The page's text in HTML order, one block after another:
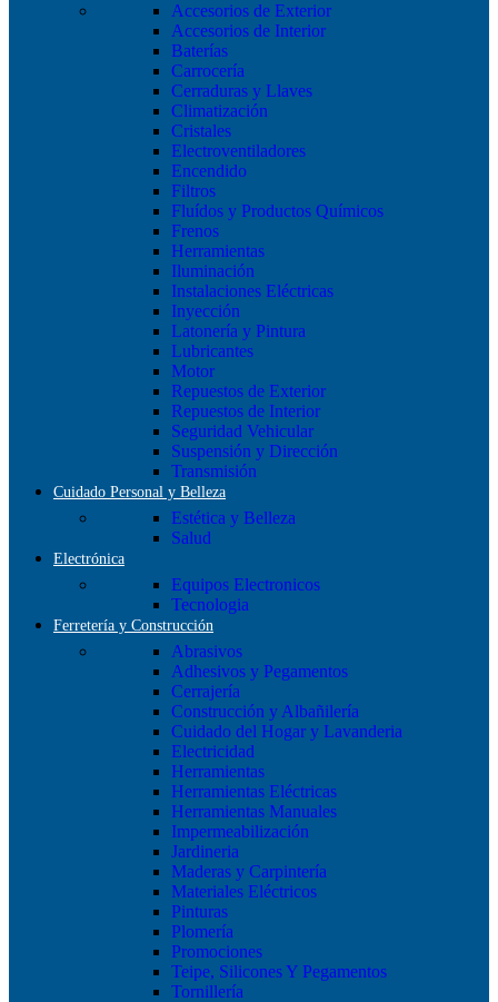
Accesorios de Exterior
Accesorios de Interior
Baterías
Carrocería
Cerraduras y Llaves
Climatización
Cristales
Electroventiladores
Encendido
Filtros
Fluídos y Productos Químicos
Frenos
Herramientas
Iluminación
Instalaciones Eléctricas
Inyección
Latonería y Pintura
Lubricantes
Motor
Repuestos de Exterior
Repuestos de Interior
Seguridad Vehicular
Suspensión y Dirección
Transmisión
Cuidado Personal y Belleza
Estética y Belleza
Salud
Electrónica
Equipos Electronicos
Tecnologia
Ferretería y Construcción
Abrasivos
Adhesivos y Pegamentos
Cerrajería
Construcción y Albañilería
Cuidado del Hogar y Lavanderia
Electricidad
Herramientas
Herramientas Eléctricas
Herramientas Manuales
Impermeabilización
Jardineria
Maderas y Carpintería
Materiales Eléctricos
Pinturas
Plomería
Promociones
Teipe, Silicones Y Pegamentos
Tornillería